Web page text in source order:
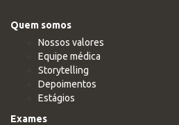
Quem somos
Nossos valores
Equipe médica
Storytelling
Depoimentos
Estágios
Exames